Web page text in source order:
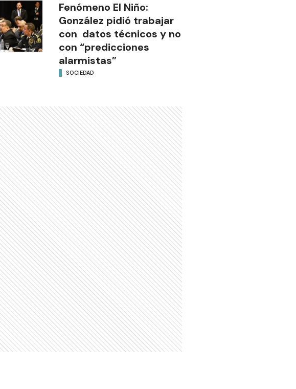
Fenómeno El Niño:
González pidió trabajar
con datos técnicos y no
con “predicciones
alarmistas”
SOCIEDAD